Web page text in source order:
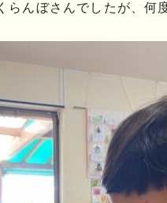
んぼさんでしたが、